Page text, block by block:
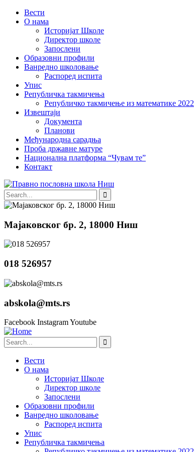
Вести
О нама
Историјат Школе
Директор школе
Запослени
Образовни профили
Ванредно школовање
Распоред испита
Упис
Републичка такмичења
Републичко такмичење из математике 2022
Извештаји
Документа
Планови
Међународна сарадња
Проба државне матуре
Национална платформа “Чувам те”
Контакт
Мајаковског бр. 2, 18000 Ниш
018 526957
abskola@mts.rs
Facebook InstagramYoutube
Вести
О нама
Историјат Школе
Директор школе
Запослени
Образовни профили
Ванредно школовање
Распоред испита
Упис
Републичка такмичења